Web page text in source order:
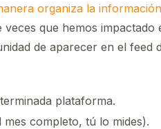
organiza la información
que hemos impactado
de aparecer en el feed
plataforma.
completo, tú lo mides).